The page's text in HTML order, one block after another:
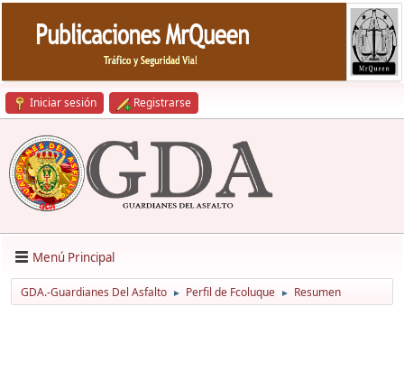
Iniciar sesión Registrarse
Menú Principal
GDA.-Guardianes Del Asfalto ► Perfil de Fcoluque ► Resumen